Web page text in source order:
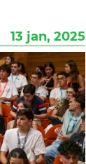
13 jan, 2025